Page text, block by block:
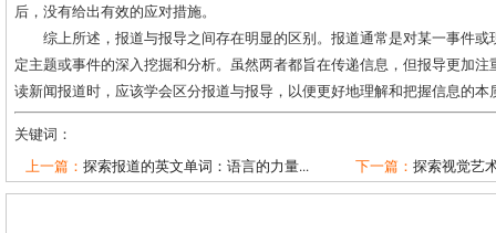
后，没有给出有效的应对措施。
综上所述，报道与报导之间存在明显的区别。报道通常是对某一事件
定主题或事件的深入挖掘和分析。虽然两者都旨在传递信息，但报导更加
读新闻报道时，应该学会区分报道与报导，以便更好地理解和把握信息的本
关键词：
上一篇： 探索报道的英文单词：语言的力量... 下一篇： 探索视觉艺